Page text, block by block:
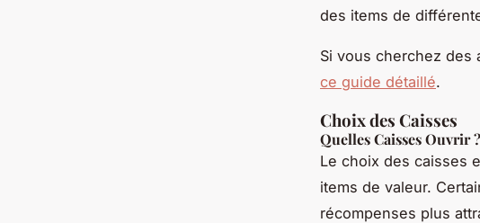
des items de
Si vous cherchez des
ce guide détaillé.
Choix des Caisses
Quelles Caisses Ouvrir ?
Le choix des caisses
items de valeur.
récompenses plus